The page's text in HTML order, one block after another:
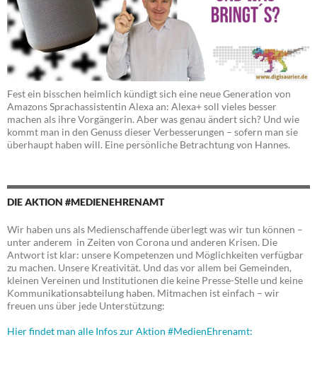
Fest ein bisschen heimlich kündigt sich eine neue Generation von
Amazons Sprachassistentin Alexa an: Alexa+ soll vieles besser
machen als ihre Vorgängerin. Aber was genau ändert sich? Und wie
kommt man in den Genuss dieser Verbesserungen – sofern man sie
überhaupt haben will. Eine persönliche Betrachtung von Hannes.
DIE AKTION #MEDIENEHRENAMT
Wir haben uns als Medienschaffende überlegt was wir tun können –
unter anderem in Zeiten von Corona und anderen Krisen. Die
Antwort ist klar: unsere Kompetenzen und Möglichkeiten verfügbar
zu machen. Unsere Kreativität. Und das vor allem bei Gemeinden,
kleinen Vereinen und Institutionen die keine Presse-Stelle und keine
Kommunikationsabteilung haben. Mitmachen ist einfach – wir
freuen uns über jede Unterstützung:
Hier findet man alle Infos zur Aktion #MedienEhrenamt: